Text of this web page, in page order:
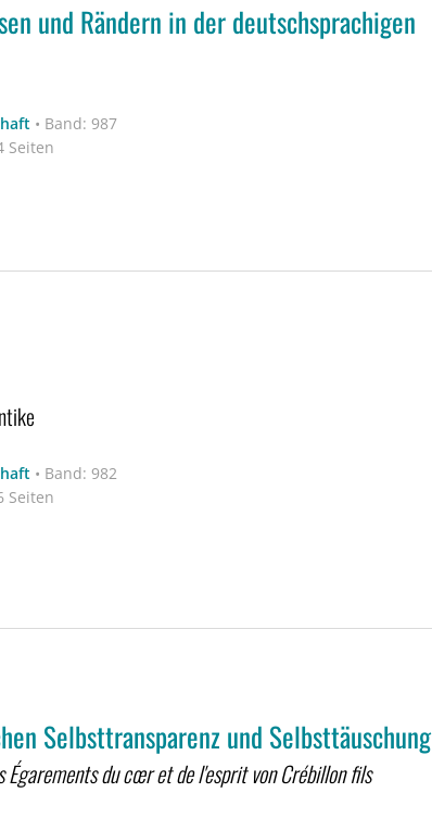
und Rändern in der deutschsprachigen
• Band: 987
Seiten
• Band: 982
Seiten
Selbsttransparenz und Selbsttäuschung
Égarements du cœr et de l'esprit von Crébillon fils